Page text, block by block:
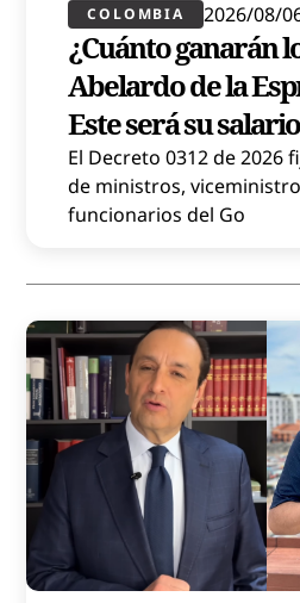
COLOMBIA 2026/08/
¿Cuánto ganarán
Abelardo de la
Este será su
El Decreto 0312 de 2026
de ministros,
funcionarios del Go